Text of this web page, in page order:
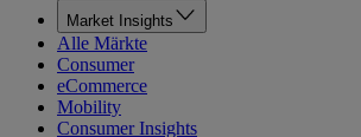
Market Insights
Alle Märkte
Consumer
eCommerce
Mobility
Consumer Insights